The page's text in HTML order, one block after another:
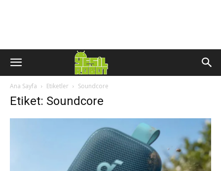
Ana Sayfa Etiketler Soundcore
Etiket: Soundcore